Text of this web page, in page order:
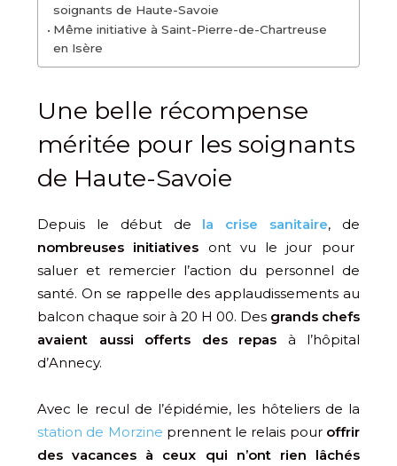
soignants de Haute-Savoie
Même initiative à Saint-Pierre-de-Chartreuse
en Isère
Une belle récompense
méritée pour les soignants
de Haute-Savoie
Depuis le début de la crise sanitaire, de
nombreuses initiatives ont vu le jour pour
saluer et remercier l’action du personnel de
santé. On se rappelle des applaudissements au
balcon chaque soir à 20 H 00. Des grands chefs
avaient aussi offerts des repas à l’hôpital
d’Annecy.
Avec le recul de l’épidémie, les hôteliers de la
station de Morzine prennent le relais pouroffrir
des vacances à ceux qui n’ont rien lâchés